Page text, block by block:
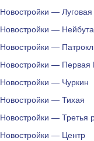
Новостройки — Луговая
Новостройки — Нейбута
Новостройки — Патрокл
Новостройки — Первая
Новостройки — Чуркин
Новостройки — Тихая
Новостройки — Третья
Новостройки — Центр